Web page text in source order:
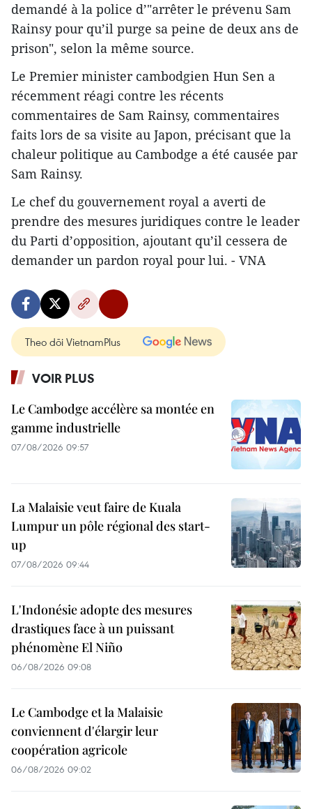
demandé à la police d’"arrêter le prévenu Sam
Rainsy pour qu’il purge sa peine de deux ans de
prison", selon la même source.
Le Premier minister cambodgien Hun Sen a
récemment réagi contre les récents
commentaires de Sam Rainsy, commentaires
faits lors de sa visite au Japon, précisant que la
chaleur politique au Cambodge a été causée par
Sam Rainsy.
Le chef du gouvernement royal a averti de
prendre des mesures juridiques contre le leader
du Parti d’opposition, ajoutant qu’il cessera de
demander un pardon royal pour lui. - VNA
Theo dõi VietnamPlus
VOIR PLUS
Le Cambodge accélère sa montée en
gamme industrielle
07/08/2026 09:57
La Malaisie veut faire de Kuala
Lumpur un pôle régional des start-
up
07/08/2026 09:44
L'Indonésie adopte des mesures
drastiques face à un puissant
phénomène El Niño
06/08/2026 09:08
Le Cambodge et la Malaisie
conviennent d'élargir leur
coopération agricole
06/08/2026 09:02